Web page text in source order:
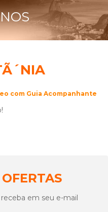
com Guia Acompanhante
em seu e-mail